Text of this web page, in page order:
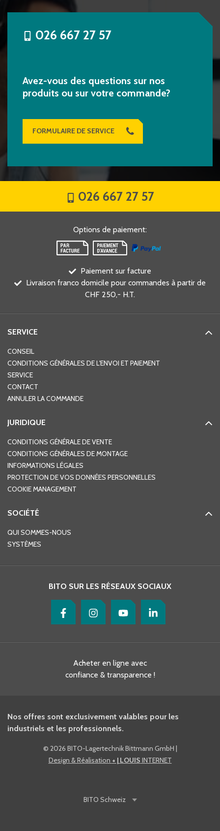
026 667 27 57
Avez-vous des questions sur nos
produits ou sur votre commande?
FORMULAIRE DE SERVICE
026 667 27 57
Options de paiement:
Paiement sur facture
Livraison franco domicile pour commandes à partir de
CHF 250,- H.T.
SERVICE
CONSEIL
CONDITIONS GÉNÉRALES DE L'ENVOI ET PAIEMENT
SERVICE
CONTACT
ANNULER LA COMMANDE
JURIDIQUE
CONDITIONS GÉNÉRALE DE VENTE
CONDITIONS GÉNÉRALES DE MONTAGE
INFORMATIONS LÉGALES
PROTECTION DE VOS DONNÉES PERSONNELLES
COOKIE MANAGEMENT
SOCIÉTÉ
QUI SOMMES-NOUS
SYSTÈMES
BITO SUR LES RÉSEAUX SOCIAUX
Acheter en ligne avec
confiance & transparence !
Nos offres sont exclusivement valables pour les
industriels et les professionnels.
© 2026 BITO-Lagertechnik Bittmann GmbH |
Design & Réalisation + | LOUIS INTERNET
BITO Schweiz